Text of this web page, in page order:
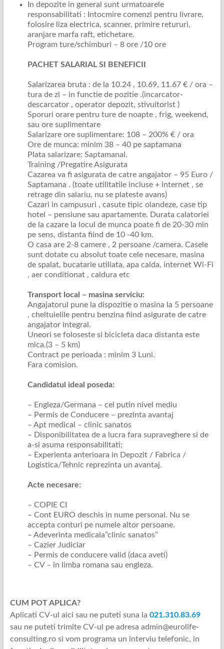
In depozite in general sunt urmatoarele
responsabilitati : Intocmire comenzi pentru livrare,
folosire liza electrica, scanner, primire retururi,
aranjare marfa raft, etichetare.
Program ture/schimburi – 8 ore /10 ore
PACHET SALARIAL SI BENEFICII
Salarizarea bruta : de la 10.24 , 10.69, 11.67 € / ora –
tura de zi – in functie de pozitie .(incarcator-
descarcator , operator depozit, stivuitorist )
Sporuri orare pentru ture de noapte , frig, weekend,
sau ore suplimentare
Salarizare ore suplimentare: 108 – 200% € / ora
Ore de munca: minim 38 – 40 pe saptamana
Plata salarizare: Saptamanal.
Training /Pregatire Asigurata
Cazarea va fi asigurata de catre angajator – 95 Euro /
Saptamana . (toate utilitatile incluse + internet , se
retrage din salariu, nu se plateste avans)
Cazari in campusuri , casute tipic olandeze, case tip
hotel – pensiune sau apartamente. Durata calatoriei
de la cazare la locul de munca poate fi de 20-30 min
pe sens, distanta fiind de 10 -40 km.
O casa are 2-8 camere , 2 persoane /camera. Casele
sunt dotate cu absolut toate cele necesare, masina
de spalat, bucatarie utiliata, apa calda, internet Wi-Fi
, aer conditionat , caldura etc
Transport local – masina serviciu:
Angajatorul pune la dispozitie o masina la 5 persoane
, cheltuielile pentru benzina fiind asigurate de catre
angajator integral.
Uneori se foloseste si bicicleta daca distanta este
mica.(3 – 5 km)
Contract pe perioada : minim 3 Luni.
Fara comision.
Candidatul ideal poseda:
– Engleza/Germana – cel putin nivel mediu
– Permis de Conducere – prezinta avantaj
– Apt medical – clinic sanatos
– Disponibilitatea de a lucra fara supraveghere si de
a-si asuma responsabilitati;
– Experienta anterioara in Depozit / Fabrica /
Logistica/Tehnic reprezinta un avantaj.
Acte necesare:
– COPIE CI
– Cont EURO deschis in nume personal. Nu se
accepta conturi pe numele altor persoane.
– Adeverinta medicala”clinic sanatos”
– Cazier Judiciar
– Permis de conducere valid (daca aveti)
– CV – in limba romana sau engleza.
CUM POT APLICA?
Aplicati CV-ul aici sau ne puteti suna la 021.310.83.69
sau ne puteti trimite CV-ul pe adresa admin@eurolife-
consulting.ro si vom programa un interviu telefonic, in